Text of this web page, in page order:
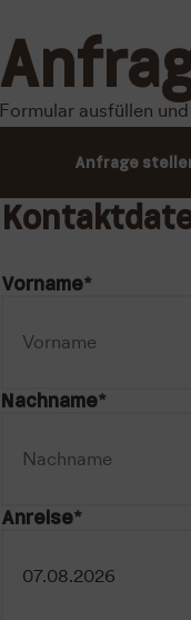
Formular ausfüllen
Anfrage
Vorname*
Nachname*
Anreise*